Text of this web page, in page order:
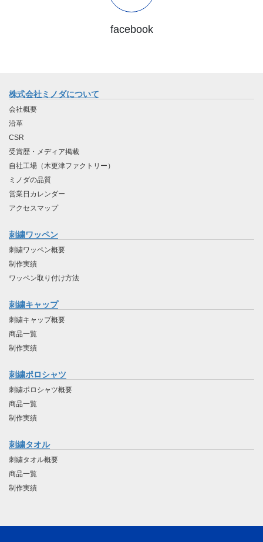
facebook
株式会社ミノダについて
会社概要
沿革
CSR
受賞歴・メディア掲載
自社工場（木更津ファクトリー）
ミノダの品質
営業日カレンダー
アクセスマップ
刺繍ワッペン
刺繍ワッペン概要
制作実績
ワッペン取り付け方法
刺繍キャップ
刺繍キャップ概要
商品一覧
制作実績
刺繍ポロシャツ
刺繍ポロシャツ概要
商品一覧
制作実績
刺繍タオル
刺繍タオル概要
商品一覧
制作実績